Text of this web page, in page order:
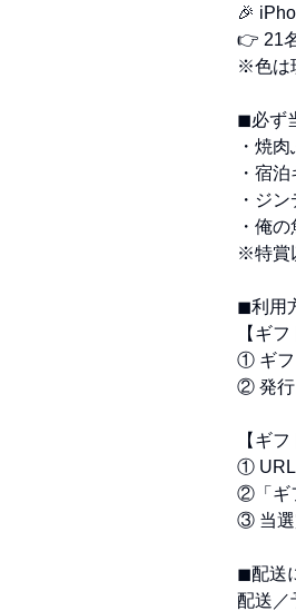
🎉
👉 21
※色は
◼︎必ず
・焼
・宿
・ジ
・俺
※特賞
◼︎利用
【ギ
① ギフ
② 発行
【ギ
① URL
②「ギ
③ 当選
◼︎配送
配送／